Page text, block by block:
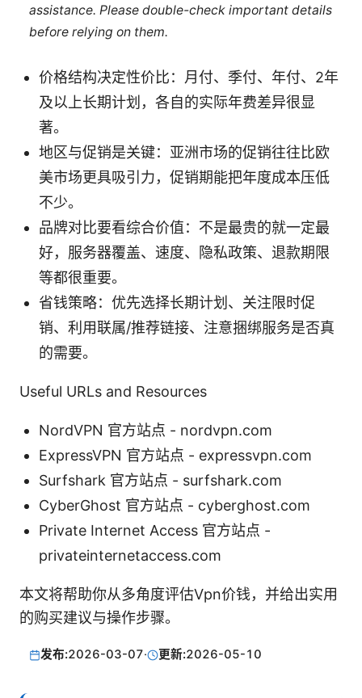
assistance. Please double-check important details
before relying on them.
价格结构决定性价比：月付、季付、年付、2年
及以上长期计划，各自的实际年费差异很显
著。
地区与促销是关键：亚洲市场的促销往往比欧
美市场更具吸引力，促销期能把年度成本压低
不少。
品牌对比要看综合价值：不是最贵的就一定最
好，服务器覆盖、速度、隐私政策、退款期限
等都很重要。
省钱策略：优先选择长期计划、关注限时促
销、利用联属/推荐链接、注意捆绑服务是否真
的需要。
Useful URLs and Resources
NordVPN 官方站点 - nordvpn.com
ExpressVPN 官方站点 - expressvpn.com
Surfshark 官方站点 - surfshark.com
CyberGhost 官方站点 - cyberghost.com
Private Internet Access 官方站点 -
privateinternetaccess.com
本文将帮助你从多角度评估Vpn价钱，并给出实用
的购买建议与操作步骤。
发布:2026-03-07· 更新:2026-05-10